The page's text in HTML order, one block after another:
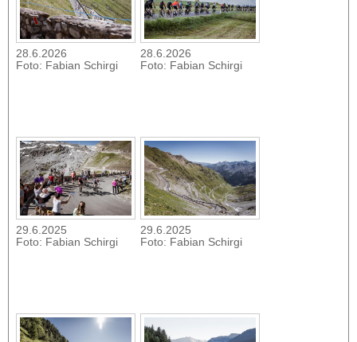
28.6.2026
Foto: Fabian Schirgi
28.6.2026
Foto: Fabian Schirgi
29.6.2025
Foto: Fabian Schirgi
29.6.2025
Foto: Fabian Schirgi